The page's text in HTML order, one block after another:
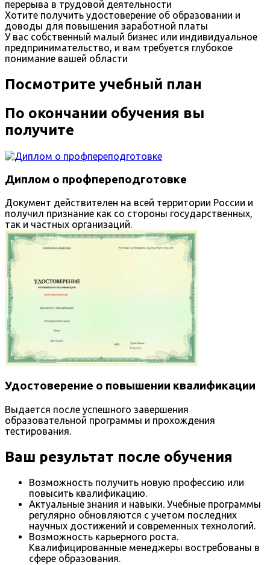
перерыва в трудовой деятельности
Хотите получить удостоверение об образовании и
доводы для повышения заработной платы
У вас собственный малый бизнес или индивидуальное
предпринимательство, и вам требуется глубокое
понимание вашей области
Посмотрите учебный план
По окончании обучения вы
получите
Диплом о профпереподготовке
Документ действителен на всей территории России и
получил признание как со стороны государственных,
так и частных организаций.
Удостоверение о повышении квалификации
Выдается после успешного завершения
образовательной программы и прохождения
тестирования.
Ваш результат после обучения
Возможность получить новую профессию или
повысить квалификацию.
Актуальные знания и навыки. Учебные программы
регулярно обновляются с учетом последних
научных достижений и современных технологий.
Возможность карьерного роста.
Квалифицированные менеджеры востребованы в
сфере образования.